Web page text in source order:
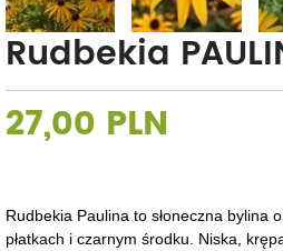
Rudbekia
27,00 PLN
Rudbekia Paulina to słoneczna bylina
płatkach i czarnym środku. Niska,